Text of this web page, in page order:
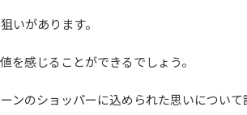
いがあります。
を感じることができるでしょう。
ンのショッパーに込められた思いについて